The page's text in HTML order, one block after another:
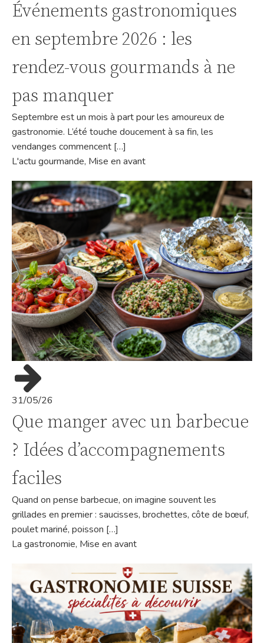
Événements gastronomiques
en septembre 2026 : les
rendez-vous gourmands à ne
pas manquer
Septembre est un mois à part pour les amoureux de
gastronomie. L’été touche doucement à sa fin, les
vendanges commencent […]
L'actu gourmande, Mise en avant
31/05/26
Que manger avec un barbecue
? Idées d’accompagnements
faciles
Quand on pense barbecue, on imagine souvent les
grillades en premier : saucisses, brochettes, côte de bœuf,
poulet mariné, poisson […]
La gastronomie, Mise en avant